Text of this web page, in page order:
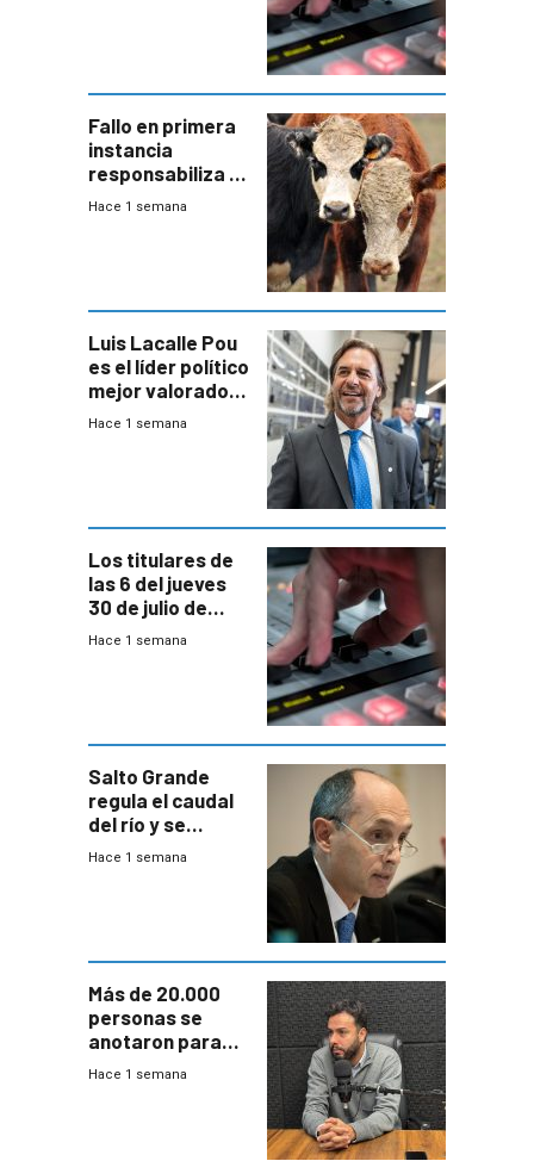
Fallo en primera
instancia
responsabiliza al
Estado por falta
Hace 1 semana
Luis Lacalle Pou
es el líder político
mejor valorado
del país, según
Hace 1 semana
Los titulares de
las 6 del jueves
30 de julio de
2026
Hace 1 semana
Salto Grande
regula el caudal
del río y se
prepara para un
Hace 1 semana
Más de 20.000
personas se
anotaron para
las pruebas
Hace 1 semana